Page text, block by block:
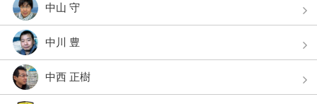
中山 守
中川 豊
中西 正樹